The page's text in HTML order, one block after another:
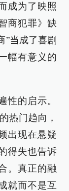
成为了映照
商犯罪》缺
”当成了喜剧
幅有意义的
性的启示。
热门趋向，
出现在悬疑
得失也告诉
。真正的融
就而不是互